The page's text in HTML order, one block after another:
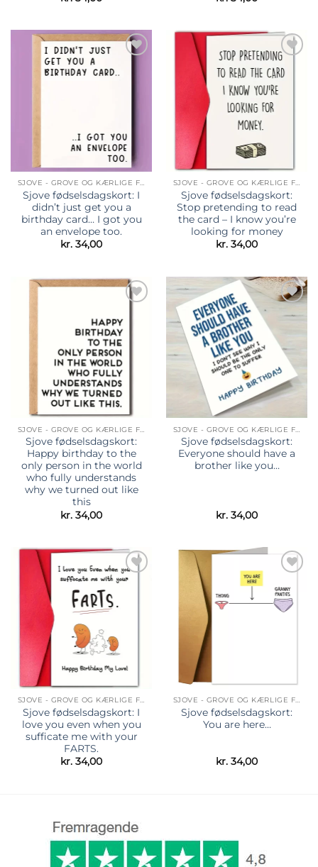
ønskeliste
SJOVE - GROVE OG KÆRLIGE FØDSELSDAGSKORT
Sjove fødselsdagskort: I
didn’t just get you a
birthday card… I got you
an envelope too.
kr. 34,00
Tilføj til
ønskeliste
SJOVE - GROVE OG KÆRLIGE FØDSELSDAGSKORT
Sjove fødselsdagskort:
Stop pretending to read
the card – I know you’re
looking for money
kr. 34,00
ønskeliste
SJOVE - GROVE OG KÆRLIGE FØDSELSDAGSKORT
Sjove fødselsdagskort:
Happy birthday to the
only person in the world
who fully understands
why we turned out like
this
kr. 34,00
Tilføj til
ønskeliste
SJOVE - GROVE OG KÆRLIGE FØDSELSDAGSKORT
Sjove fødselsdagskort:
Everyone should have a
brother like you…
kr. 34,00
Tilføj til
ønskeliste
SJOVE - GROVE OG KÆRLIGE FØDSELSDAGSKORT
Sjove fødselsdagskort: I
love you even when you
sufficate me with your
FARTS.
kr. 34,00
ønskeliste
SJOVE - GROVE OG KÆRLIGE FØDSELSDAGSKORT
Sjove fødselsdagskort:
You are here…
kr. 34,00